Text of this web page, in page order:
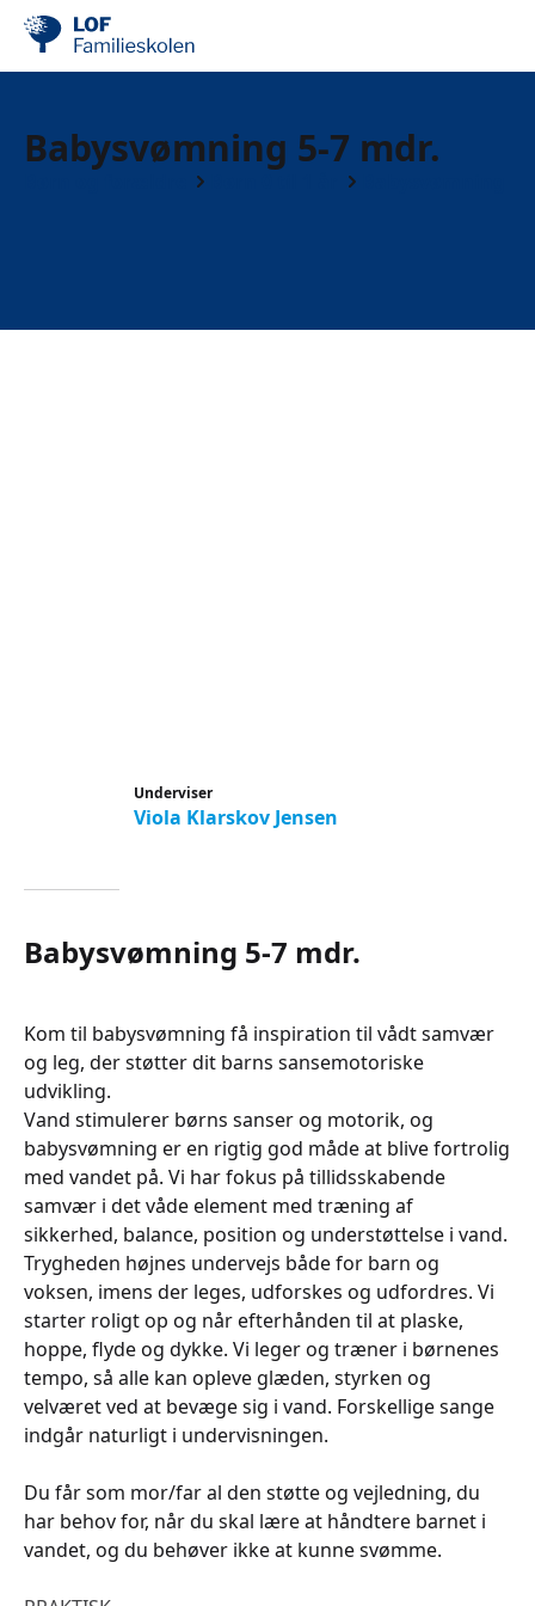
Babysvømning 5-7 mdr.
Underviser
Viola Klarskov Jensen
Babysvømning 5-7 mdr.
Kom til babysvømning få inspiration til vådt samvær
og leg, der støtter dit barns sansemotoriske
udvikling.
Vand stimulerer børns sanser og motorik, og
babysvømning er en rigtig god måde at blive fortrolig
med vandet på. Vi har fokus på tillidsskabende
samvær i det våde element med træning af
sikkerhed, balance, position og understøttelse i vand.
Trygheden højnes undervejs både for barn og
voksen, imens der leges, udforskes og udfordres. Vi
starter roligt op og når efterhånden til at plaske,
hoppe, flyde og dykke. Vi leger og træner i børnenes
tempo, så alle kan opleve glæden, styrken og
velværet ved at bevæge sig i vand. Forskellige sange
indgår naturligt i undervisningen.
Du får som mor/far al den støtte og vejledning, du
har behov for, når du skal lære at håndtere barnet i
vandet, og du behøver ikke at kunne svømme.